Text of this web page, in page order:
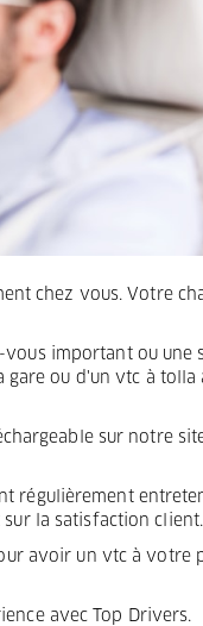
chez vous. Votre
important ou
ou d'un vtc à tolla
sur notre
régulièrement
la satisfaction client.
avoir un vtc à votre
avec Top Drivers.